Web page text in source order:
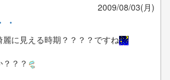
2009/08/03(月)
に見える時期？？？？ですね
？？